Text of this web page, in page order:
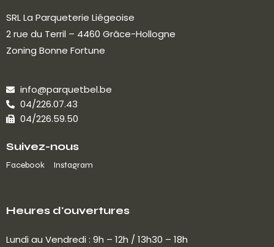
SRL La Parqueterie Liégeoise
2 rue du Terril – 4460 Grâce-Hollogne
Zoning Bonne Fortune
info@parquetbel.be
04/226.07.43
04/226.59.50
Suivez-nous
Facebook Instagram
Heures d'ouvertures
Lundi au Vendredi : 9h – 12h / 13h30 – 18h